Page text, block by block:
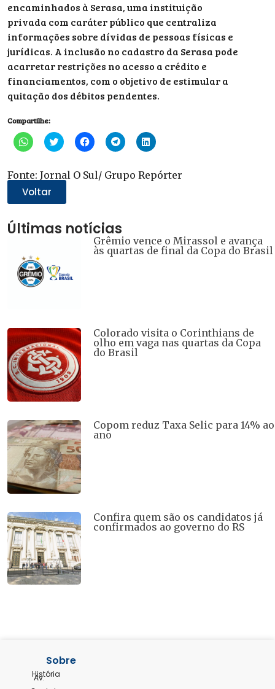
encaminhados à Serasa, uma instituição
privada com caráter público que centraliza
informações sobre dívidas de pessoas físicas e
jurídicas. A inclusão no cadastro da Serasa pode
acarretar restrições no acesso a crédito e
financiamentos, com o objetivo de estimular a
quitação dos débitos pendentes.
Compartilhe:
Clique
para
WhatsApp(abre
em
nova
janela)
Clique
para
Twitter(abre
em
Clique
para
Facebook(abre
em
Clique
para
Telegram(abre
em
Clique
para
LinkedIn(abre
em
Fonte: Jornal O Sul/ Grupo Repórter
Voltar
Últimas notícias
Grêmio vence o Mirassol e avança
às quartas de final da Copa do Brasil
Colorado visita o Corinthians de
olho em vaga nas quartas da Copa
do Brasil
Copom reduz Taxa Selic para 14% ao
ano
Confira quem são os candidatos já
confirmados ao governo do RS
Av.
Sobre
História